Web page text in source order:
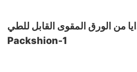
من الورق المقوى القابل للطي -
Packshion-1